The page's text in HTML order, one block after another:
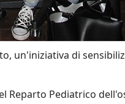
un'iniziativa di
Reparto Pediatrico